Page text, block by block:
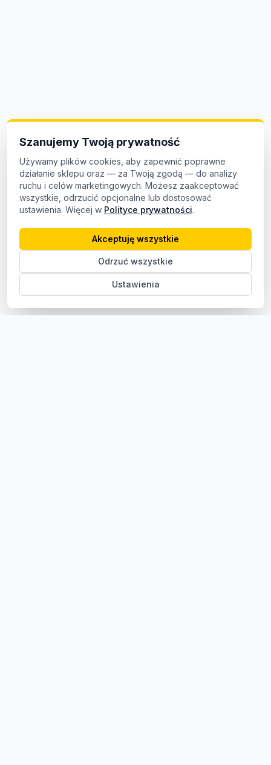
Szanujemy Twoją prywatność
Używamy plików cookies, aby zapewnić poprawne
działanie sklepu oraz — za Twoją zgodą — do analizy
ruchu i celów marketingowych. Możesz zaakceptować
wszystkie, odrzucić opcjonalne lub dostosować
ustawienia. Więcej w Polityce prywatności.
Ustawienia
Odrzuć wszystkie
Akceptuję wszystkie